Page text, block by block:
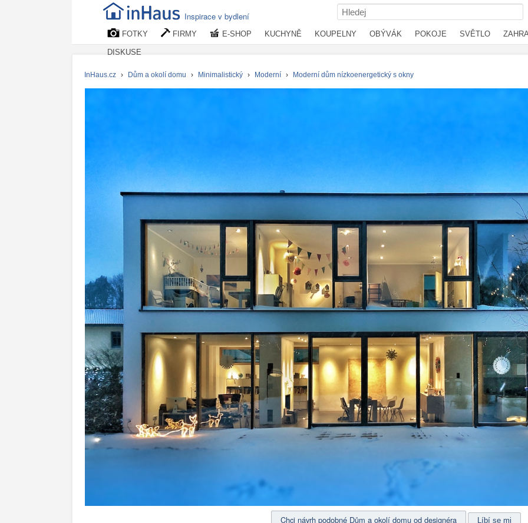
Inspirace v bydlení
FOTKY FIRMY E-SHOP KUCHYNĚ KOUPELNY OBÝVÁK POKOJE SVĚTLO
DISKUSE
InHaus.cz › Dům a okolí domu › Minimalistický › Moderní › Moderní dům nízkoenergetický s okny
Chci návrh podobné Dům a okolí domu od designéra